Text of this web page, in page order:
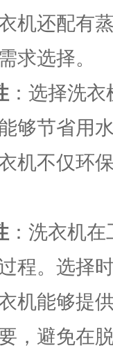
机还配有
求选择。
：选择洗
够节省用
机不仅环
：洗衣机
程。选择
机能够提
，避免在